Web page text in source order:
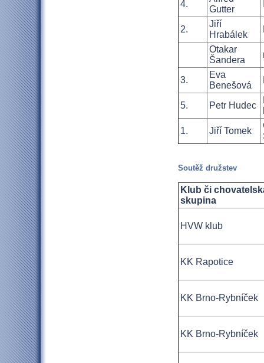
4.
Gutter
2.
Jiří
Hrabálek
Otakar
Šandera
3.
Eva
Benešová
5. Petr Hudec
1.
Jiří Tomek
Soutěž družstev
Klub či
skupina
HVW klub
KK Rapotice
KK Brno-Rybníček
KK Brno-Rybníček